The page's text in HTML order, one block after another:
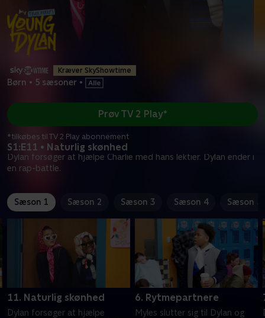
Kræver SkyShowtime
Børn • 5 sæsoner •
S1:E11 • Naturlig skønhed
Dylan forsøger at hjælpe Charlie med hans lektier. Dylan ender i
en rap-battle.
Prøv TV 2 Play*
*tilkøbes til TV 2 Play abonnement
Sæson 1 Sæson 2 Sæson 3 Sæson 4 Sæson 5
11. Naturlig skønhed
Dylan forsøger at hjælpe
6. Rytmepartnere
Myles slutter sig til Dylan og